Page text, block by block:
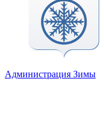
Администрация Зимы